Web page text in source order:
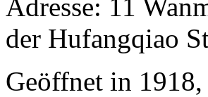
Adresse: 11
der Hufangqiao
Geöffnet in